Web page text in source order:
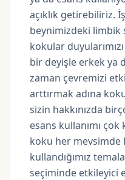
açıklık getirebiliriz.
beynimizdeki limbik
kokular
bir deyişle erkek ya
zaman çevremizi
arttırmak adına
sizin hakkınızda
esans kullanımı
koku her mevsimde
kullandığımız
seçiminde etkileyici